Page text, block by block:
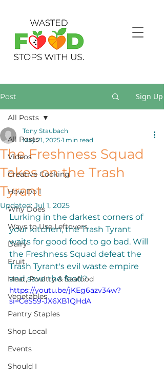
Post Sign Up
All Posts
Videos
Creative Cooking
How Do I
Why Does
Ways to Use Leftovers
Dairy
Fruit
Meat, Poultry & Seafood
Vegetables
Pantry Staples
Shop Local
Events
Should I
All Posts
The Freshness Squad
Takes on the Trash
Tyrant
Tony Staubach
May 21, 2025 1 min read
Updated: Jul 1, 2025
Lurking in the darkest corners of
your kitchen, the Trash Tyrant
waits for good food to go bad. Will
the Freshness Squad defeat the
Trash Tyrant's evil waste empire
and save the food?
https://youtu.be/jKEg6azv34w?
si=CeS59-JX6XB1QHdA